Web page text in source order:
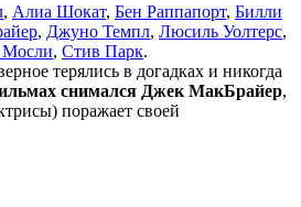
, Алиа Шокат, Бен Раппапорт, Билли
, Джуно Темпл, Люсиль Уолтерс,
Мосли, Стив Парк.
терялись в догадках и никогда
снимался Джек МакБрайер,
поражает своей